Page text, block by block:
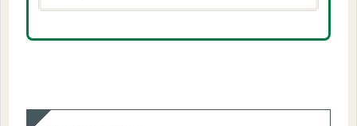
年のラインナップ＆価格、買...